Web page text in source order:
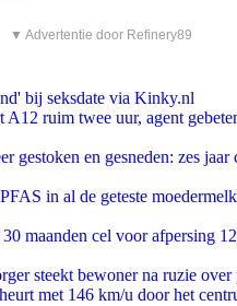
▼ Advertentie door Refinery89
bij seksdate via Kinky.nl
A12 ruim twee uur, agent
gestoken en gesneden: zes jaar
in al de geteste
maanden cel voor afpersing
steekt bewoner na ruzie over
met 146 km/u door het